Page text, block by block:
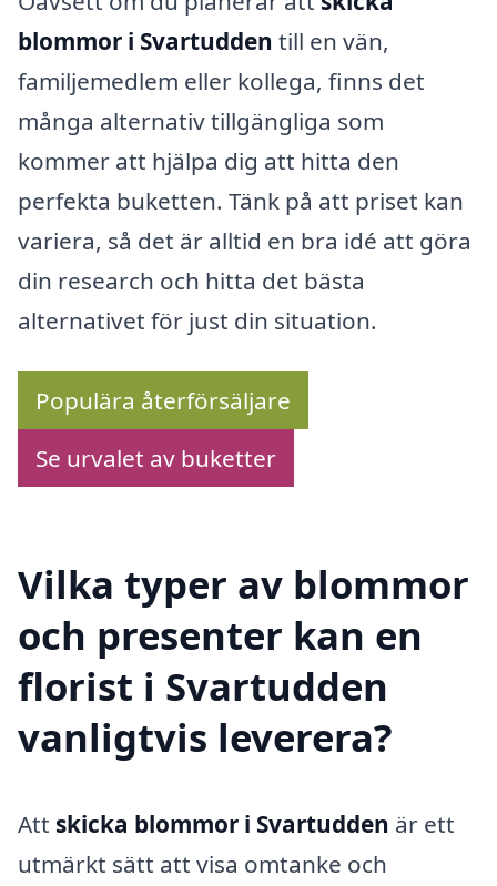
blommor i Svartudden till en vän,
familjemedlem eller kollega, finns det
många alternativ tillgängliga som
kommer att hjälpa dig att hitta den
perfekta buketten. Tänk på att priset kan
variera, så det är alltid en bra idé att göra
din research och hitta det bästa
alternativet för just din situation.
Populära återförsäljare
Se urvalet av buketter
Vilka typer av blommor
och presenter kan en
florist i Svartudden
vanligtvis leverera?
Att skicka blommor i Svartudden är ett
utmärkt sätt att visa omtanke och